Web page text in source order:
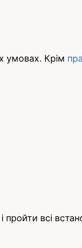
умовах. Крім
всі